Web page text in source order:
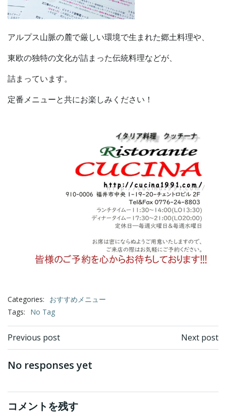
アルプス山脈の麓で厳しい環境で生まれた郷土料理や、
東欧の独特の文化が詰まった伝統料理などが、
詰まっています。
定番メニューと共にお楽しみください！
Categories:
おすすめメニュー
Tags:
No Tag
Post
navigation
Previous post Next post
No responses yet
コメントを残す